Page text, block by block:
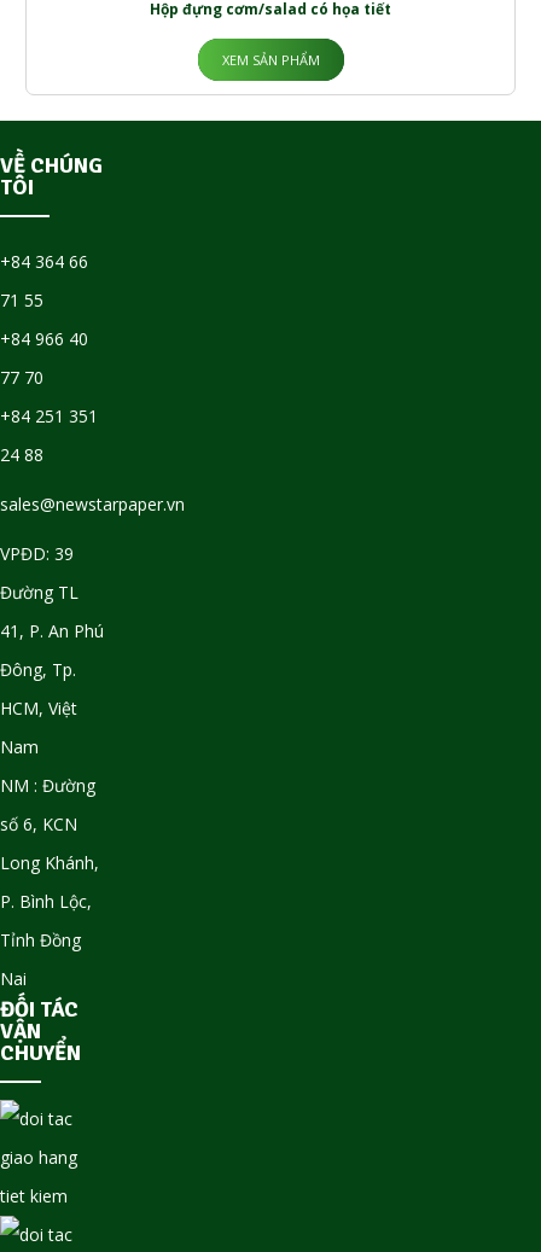
Hộp đựng cơm/salad có họa tiết
XEM SẢN PHẨM
VỀ CHÚNG
TÔI
+84 364 66
71 55
+84 966 40
77 70
+84 251 351
24 88
sales@newstarpaper.vn
VPĐD: 39
Đường TL
41, P. An Phú
Đông, Tp.
HCM, Việt
Nam
NM : Đường
số 6, KCN
Long Khánh,
P. Bình Lộc,
Tỉnh Đồng
Nai
ĐỐI TÁC
VẬN
CHUYỂN